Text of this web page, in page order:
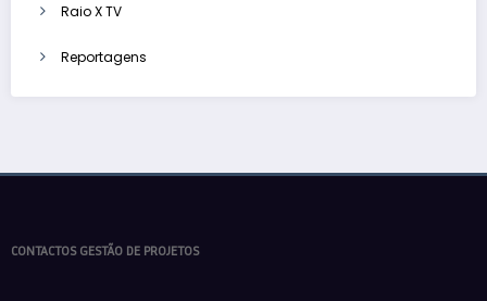
Raio X TV
Reportagens
CONTACTOS GESTÃO DE PROJETOS